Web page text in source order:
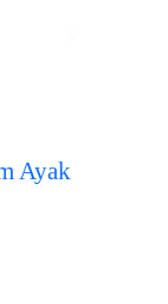
Ayak